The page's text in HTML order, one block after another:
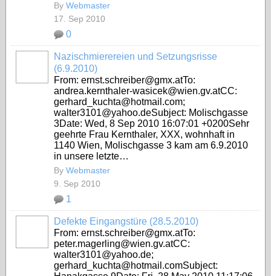
By Webmaster
17. Sep 2010
0
Nazischmierereien und Setzungsrisse
(6.9.2010)
From: ernst.schreiber@gmx.atTo:
andrea.kernthaler-wasicek@wien.gv.atCC:
gerhard_kuchta@hotmail.com;
walter3101@yahoo.deSubject: Molischgasse
3Date: Wed, 8 Sep 2010 16:07:01 +0200Sehr
geehrte Frau Kernthaler, XXX, wohnhaft in
1140 Wien, Molischgasse 3 kam am 6.9.2010
in unsere letzte…
By Webmaster
9. Sep 2010
1
Defekte Eingangstüre (28.5.2010)
From: ernst.schreiber@gmx.atTo:
peter.magerling@wien.gv.atCC:
walter3101@yahoo.de;
gerhard_kuchta@hotmail.comSubject: